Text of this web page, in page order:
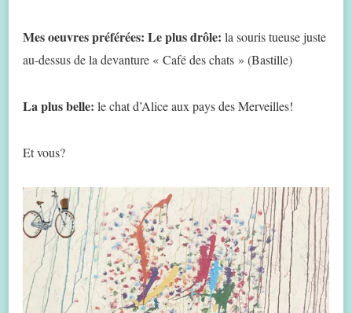
Mes oeuvres préférées: Le plus drôle: la souris tueuse juste
au-dessus de la devanture « Café des chats » (Bastille)
La plus belle: le chat d’Alice aux pays des Merveilles!
Et vous?